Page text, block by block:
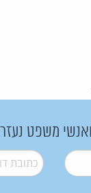
ואנשי משפט
דואל*